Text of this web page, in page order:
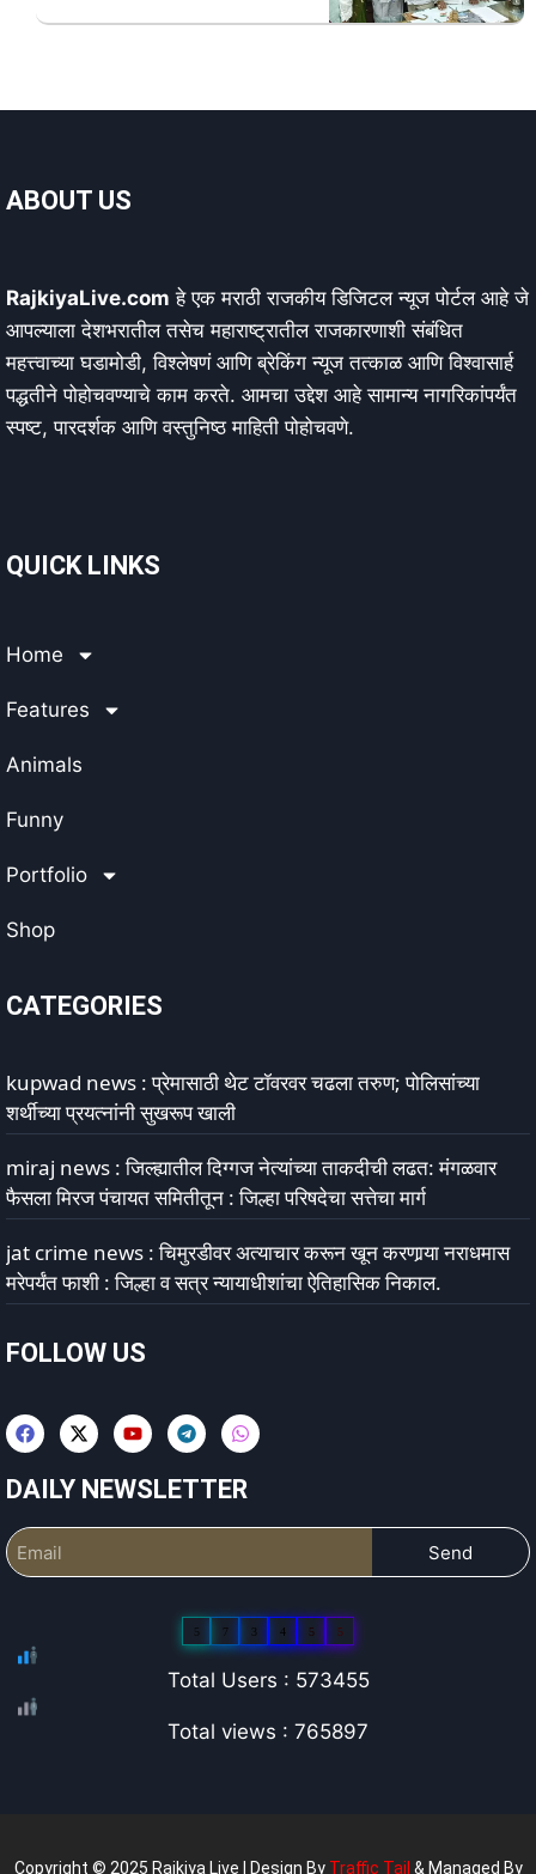
ABOUT US
RajkiyaLive.com हे एक मराठी राजकीय डिजिटल न्यूज पोर्टल आहे जे
आपल्याला देशभरातील तसेच महाराष्ट्रातील राजकारणाशी संबंधित
महत्त्वाच्या घडामोडी, विश्लेषणं आणि ब्रेकिंग न्यूज तत्काळ आणि विश्वासार्ह
पद्धतीने पोहोचवण्याचे काम करते. आमचा उद्देश आहे सामान्य नागरिकांपर्यंत
स्पष्ट, पारदर्शक आणि वस्तुनिष्ठ माहिती पोहोचवणे.
QUICK LINKS
Home
Features
Animals
Funny
Portfolio
Shop
CATEGORIES
kupwad news : प्रेमासाठी थेट टॉवरवर चढला तरुण; पोलिसांच्या
शर्थीच्या प्रयत्नांनी सुखरूप खाली
miraj news : जिल्ह्यातील दिग्गज नेत्यांच्या ताकदीची लढत: मंगळवार
फैसला मिरज पंचायत समितीतून : जिल्हा परिषदेचा सत्तेचा मार्ग
jat crime news : चिमुरडीवर अत्याचार करून खून करणार्‍या नराधमास
मरेपर्यंत फाशी : जिल्हा व सत्र न्यायाधीशांचा ऐतिहासिक निकाल.
FOLLOW US
DAILY NEWSLETTER
Send
5 7 3 4 5 5
Total Users : 573455
Total views : 765897
Copyright © 2025 Rajkiya Live | Design By Traffic Tail & Managed By